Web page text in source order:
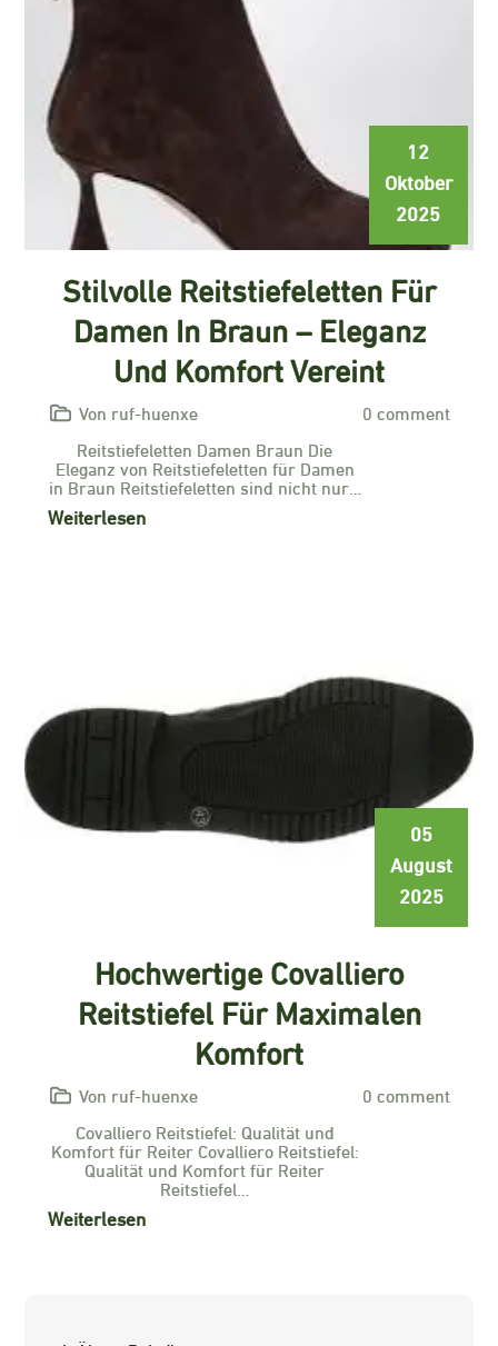
12
Oktober
2025
Stilvolle Reitstiefeletten Für
Damen In Braun – Eleganz
Und Komfort Vereint
Von ruf-huenxe
0 comment
Reitstiefeletten Damen Braun Die
Eleganz von Reitstiefeletten für Damen
in Braun Reitstiefeletten sind nicht nur…
Weiterlesen
05
August
2025
Hochwertige Covalliero
Reitstiefel Für Maximalen
Komfort
Von ruf-huenxe
0 comment
Covalliero Reitstiefel: Qualität und
Komfort für Reiter Covalliero Reitstiefel:
Qualität und Komfort für Reiter
Reitstiefel…
Weiterlesen
Beitragsnavigation